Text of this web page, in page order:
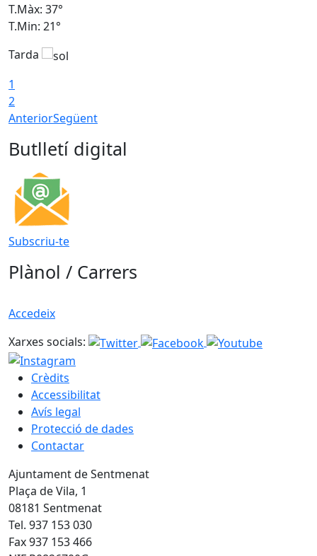
T.Màx: 37°
T.Min: 21°
Tarda
1
2
AnteriorSegüent
Butlletí digital
Subscriu-te
Plànol / Carrers
Accedeix
Xarxes socials:
Crèdits
Accessibilitat
Avís legal
Protecció de dades
Contactar
Ajuntament de Sentmenat
Plaça de Vila, 1
08181 Sentmenat
Tel. 937 153 030
Fax 937 153 466